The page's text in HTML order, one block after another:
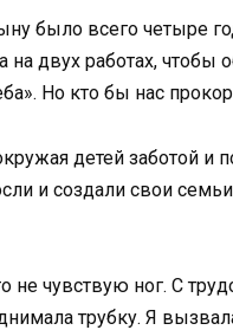
было всего четыре
на двух работах,
Но кто бы нас
детей заботой и
и создали свои
не чувствую ног. С
трубку. Я